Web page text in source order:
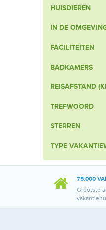
HUISDIEREN
IN DE
FACILITEITEN
BADKAMERS
REISAFSTAND
TREFWOORD
STERREN
TYPE
75.000
Grootste